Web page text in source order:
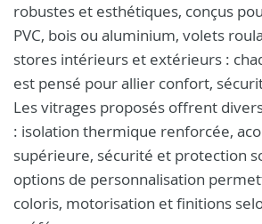
robustes et esthétiques, conçus
PVC, bois ou aluminium, volets
stores intérieurs et extérieurs :
est pensé pour allier confort,
Les vitrages proposés offrent
: isolation thermique renforcée,
supérieure, sécurité et protection
options de personnalisation
coloris, motorisation et finitions